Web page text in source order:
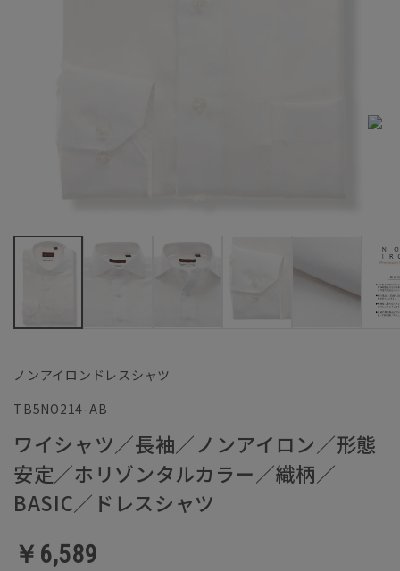
ノンアイロンドレスシャツ
TB5NO214-AB
ワイシャツ／長袖／ノンアイロン／形態
安定／ホリゾンタルカラー／織柄／
BASIC／ドレスシャツ
￥6,589